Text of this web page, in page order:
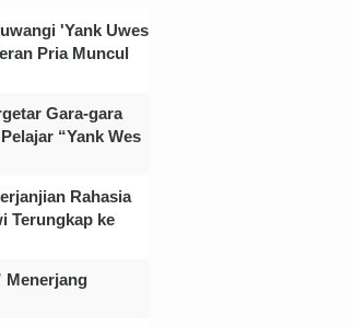
'Yank Uwes
Pria Muncul
Gara-gara
“Yank Wes
Rahasia
Terungkap ke
Menerjang